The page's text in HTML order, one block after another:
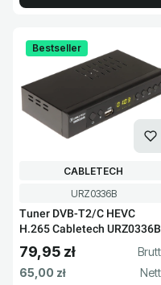
Bestseller
Kod produktu
URZ0336B
Tuner DVB-T2/C HEVC
H.265 Cabletech URZ0336B
PRODUCENT
CABLETECH
Cena brutto
79,95 zł
Cena netto
65,00 zł